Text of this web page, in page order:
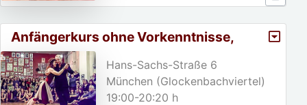
Anfängerkurs ohne Vorkenntnisse,
A1/Weihnachtspause von 23.
Hans-Sachs-Straße 6
München (Glockenbachviertel)
19:00-20:20 h